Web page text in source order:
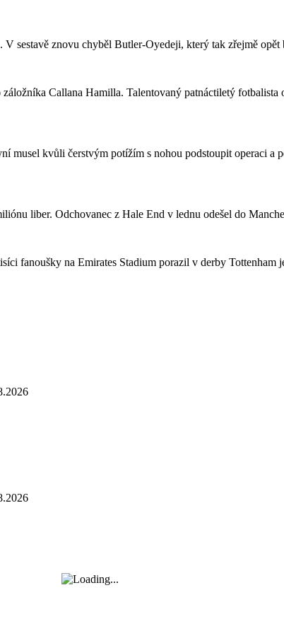
sestavě znovu chyběl Butler-Oyedeji, který tak zřejmě
Callana Hamilla. Talentovaný patnáctiletý
musel kvůli čerstvým potížím s nohou podstoupit operaci
liber. Odchovanec z Hale End v lednu odešel do
fanoušky na Emirates Stadium porazil v derby Tottenham